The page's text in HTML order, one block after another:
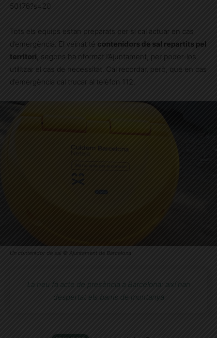
50176?s=20
Tots els equips estan preparats per si cal actuar en cas
d’emergència. El veïnat té contenidors de sal repartits pel
territori , segons ha nformat l’Ajuntament, per poder-los
utilitzar el cas de necessitat. Cal recordar, però, que en cas
d’emergència cal trucar al telèfon 112.
Un contenidor de sal © Ajuntament de Barcelona
La neu fa acte de presència a Barcelona: així han
despertat els barris de muntanya